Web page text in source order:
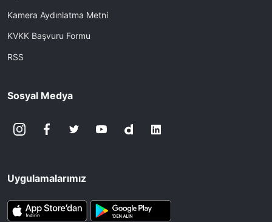
Kamera Aydınlatma Metni
KVKK Başvuru Formu
RSS
Sosyal Medya
Uygulamalarımız